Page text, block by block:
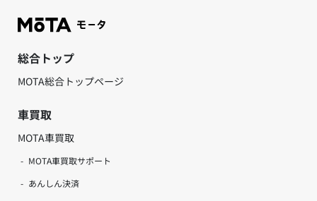
総合トップ
MOTA総合トップページ
車買取
MOTA車買取
MOTA車買取サポート
あんしん決済